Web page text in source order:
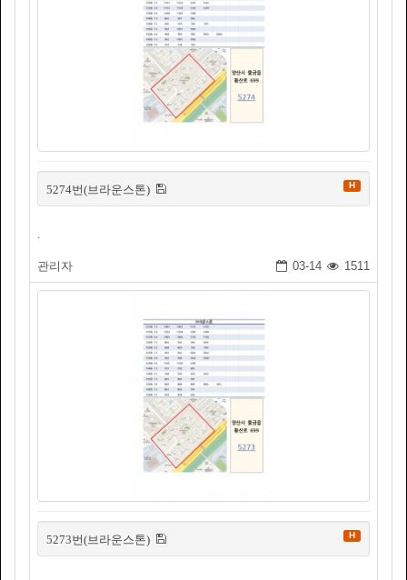
5274번(브라운스톤) H
.
관리자 03-14 1511
5273번(브라운스톤) H